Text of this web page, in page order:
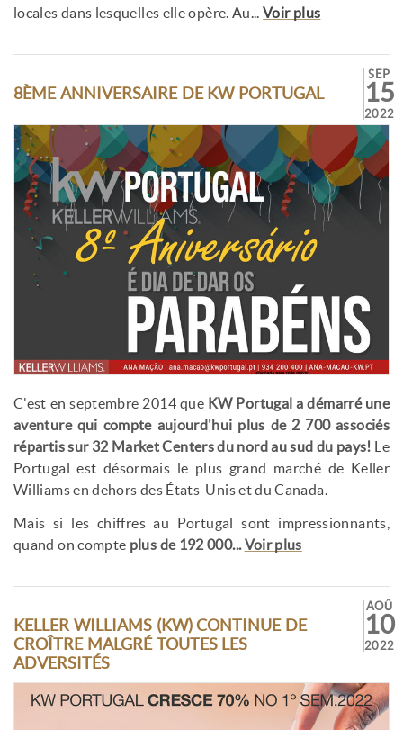
locales dans lesquelles elle opère. Au...Voir plus
8ÈME ANNIVERSAIRE DE KW PORTUGAL
SEP
15
2022
C'est en septembre 2014 que KW Portugal a démarré une
aventure qui compte aujourd'hui plus de 2 700 associés
répartis sur 32 Market Centers du nord au sud du pays! Le
Portugal est désormais le plus grand marché de Keller
Williams en dehors des États-Unis et du Canada.
Mais si les chiffres au Portugal sont impressionnants,
quand on compte plus de 192 000...Voir plus
KELLER WILLIAMS (KW) CONTINUE DE
CROÎTRE MALGRÉ TOUTES LES
ADVERSITÉS
AOÛ
10
2022